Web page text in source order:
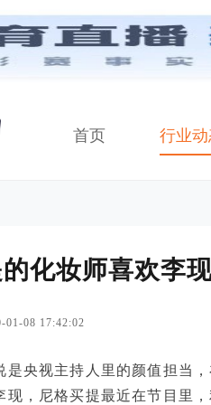
首页 行业
化妆师喜欢李
01-08 17:42:02
是央视主持人里的颜值担当
现，尼格买提最近在节目里